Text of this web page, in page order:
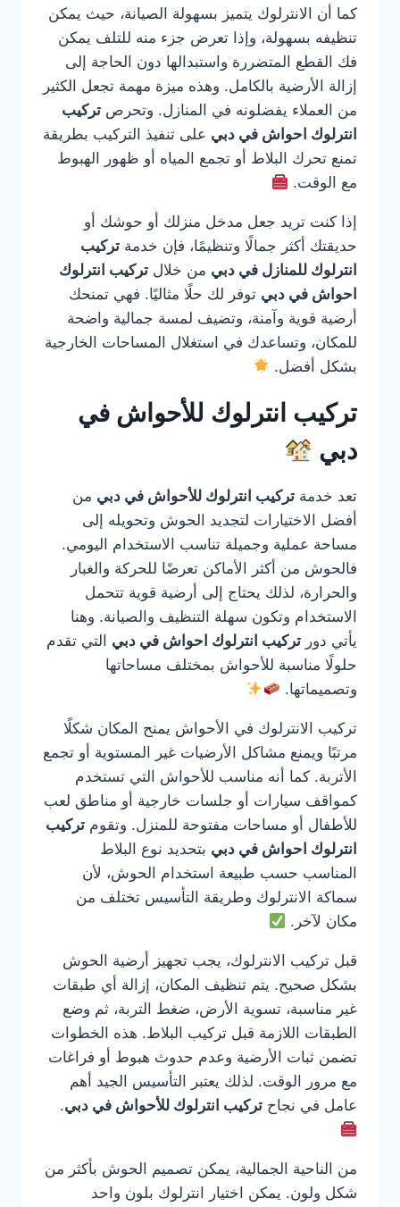
كما أن الانترلوك يتميز بسهولة الصيانة، حيث يمكن
تنظيفه بسهولة، وإذا تعرض جزء منه للتلف يمكن
فك القطع المتضررة واستبدالها دون الحاجة إلى
إزالة الأرضية بالكامل. وهذه ميزة مهمة تجعل الكثير
من العملاء يفضلونه في المنازل. وتحرص تركيب
انترلوك احواش في دبي على تنفيذ التركيب بطريقة
تمنع تحرك البلاط أو تجمع المياه أو ظهور الهبوط
مع الوقت.
إذا كنت تريد جعل مدخل منزلك أو حوشك أو
حديقتك أكثر جمالًا وتنظيمًا، فإن خدمة تركيب
انترلوك للمنازل في دبي من خلال تركيب انترلوك
احواش في دبي توفر لك حلًا مثاليًا. فهي تمنحك
أرضية قوية وآمنة، وتضيف لمسة جمالية واضحة
للمكان، وتساعدك في استغلال المساحات الخارجية
بشكل أفضل.
تركيب انترلوك للأحواش في
دبي
تعد خدمة تركيب انترلوك للأحواش في دبي من
أفضل الاختيارات لتجديد الحوش وتحويله إلى
مساحة عملية وجميلة تناسب الاستخدام اليومي.
فالحوش من أكثر الأماكن تعرضًا للحركة والغبار
والحرارة، لذلك يحتاج إلى أرضية قوية تتحمل
الاستخدام وتكون سهلة التنظيف والصيانة. وهنا
يأتي دور تركيب انترلوك احواش في دبي التي تقدم
حلولًا مناسبة للأحواش بمختلف مساحاتها
وتصميماتها.
تركيب الانترلوك في الأحواش يمنح المكان شكلًا
مرتبًا ويمنع مشاكل الأرضيات غير المستوية أو تجمع
الأتربة. كما أنه مناسب للأحواش التي تستخدم
كمواقف سيارات أو جلسات خارجية أو مناطق لعب
للأطفال أو مساحات مفتوحة للمنزل. وتقوم تركيب
انترلوك احواش في دبي بتحديد نوع البلاط
المناسب حسب طبيعة استخدام الحوش، لأن
سماكة الانترلوك وطريقة التأسيس تختلف من
مكان لآخر.
قبل تركيب الانترلوك، يجب تجهيز أرضية الحوش
بشكل صحيح. يتم تنظيف المكان، إزالة أي طبقات
غير مناسبة، تسوية الأرض، ضغط التربة، ثم وضع
الطبقات اللازمة قبل تركيب البلاط. هذه الخطوات
تضمن ثبات الأرضية وعدم حدوث هبوط أو فراغات
مع مرور الوقت. لذلك يعتبر التأسيس الجيد أهم
عامل في نجاح تركيب انترلوك للأحواش في دبي.
من الناحية الجمالية، يمكن تصميم الحوش بأكثر من
شكل ولون. يمكن اختيار انترلوك بلون واحد